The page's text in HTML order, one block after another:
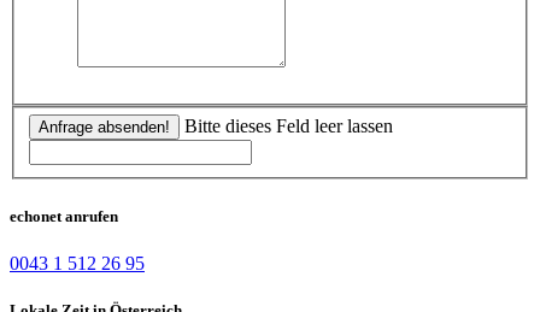
Anfrage absenden! Bitte dieses Feld leer lassen
echonet anrufen
0043 1 512 26 95